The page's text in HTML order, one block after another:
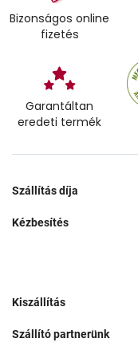
Bizonságos online
fizetés
Garantáltan
eredeti termék
Szállítás díja
Kézbesítés
Kiszállítás
Szállító partnerünk